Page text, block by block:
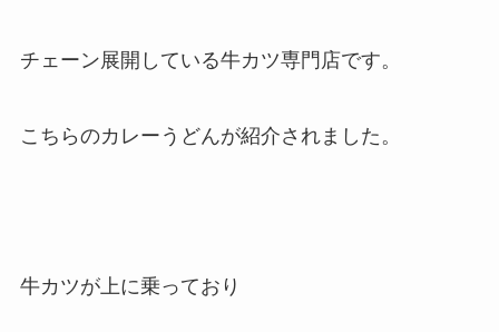
チェーン展開している牛カツ専門店です。
こちらのカレーうどんが紹介されました。
牛カツが上に乗っており